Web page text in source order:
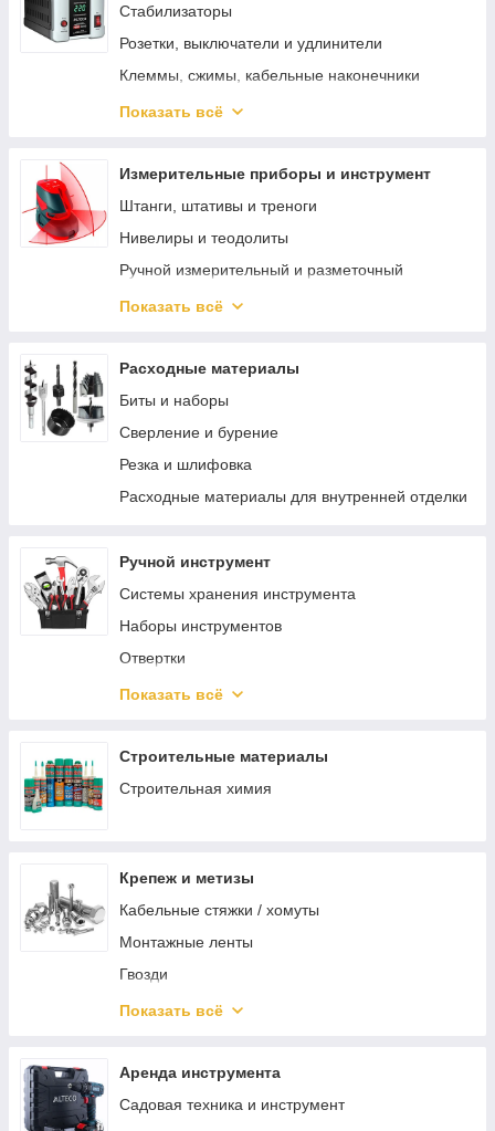
Пеногенераторы
Средства для чистки и ухода
Поломойные машины
Стабилизаторы
Розетки, выключатели и удлинители
Клеммы, сжимы, кабельные наконечники
Источники бесперебойного питания
Освещение
Показать всё
Измерительные приборы и инструмент
Штанги, штативы и треноги
Нивелиры и теодолиты
Ручной измерительный и разметочный
комплектующие
Измерители длины и расстояния
Показать всё
Расходные материалы
Биты и наборы
Сверление и бурение
Резка и шлифовка
Расходные материалы для внутренней отделки
Ручной инструмент
Системы хранения инструмента
Наборы инструментов
Отвертки
Шарнирно-губцевый инструмент
Электромонтажный инструмент
Зажимной инструмент
Столярно-слесарный инструмент
Монтажный инструмент
Трубный инструмент
Отделочный инструмент
Ключи, трещотки, воротки
Показать всё
Строительные материалы
Строительная химия
Крепеж и метизы
Кабельные стяжки / хомуты
Монтажные ленты
Гвозди
Такелаж
Саморезы и шурупы
Показать всё
Аренда инструмента
Садовая техника и инструмент